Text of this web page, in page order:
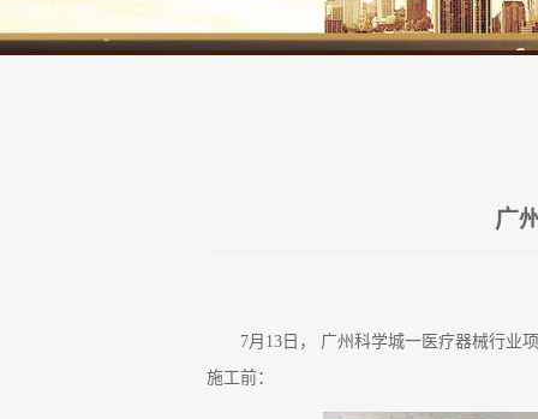
广
7月13日， 广州科学城一医疗器械行业
施工前：